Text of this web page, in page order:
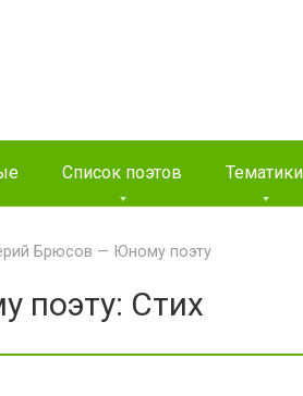
Список поэтов Тематики
Брюсов — Юному поэту
поэту: Стих